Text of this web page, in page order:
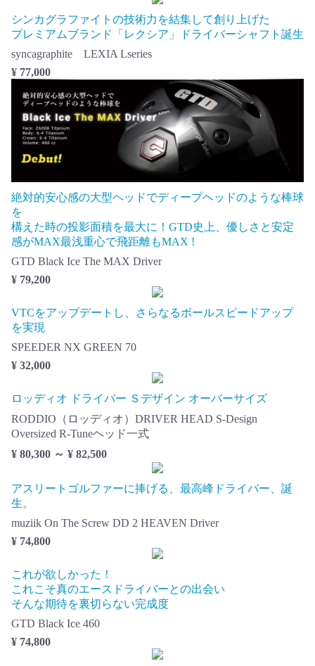
シンカグラファイトの技術力を結集して創り上げた
プレミアムブランド「レクシア」ドライバーシャフト誕生
syncagraphite LEXIA Lseries
¥ 77,000
絶対的安心感の大型ヘッドでディープヘッドのような棒球
を
構えた時の投影面積を最大に！GTD史上、優しさと安定
感がMAX最浅重心で飛距離もMAX !
GTD Black Ice The MAX Driver
¥ 79,200
VTCをアップデートし、さらなるボールスピードアップ
を実現
SPEEDER NX GREEN 70
¥ 32,000
ロッディオ ドライバー Ｓデザイン オーバーサイズ
RODDIO（ロッディオ）DRIVER HEAD S-Design
Oversized R-Tuneヘッド一式
¥ 80,300 ～ ¥ 82,500
アスリートゴルファーに捧げる、最高峰ドライバー、誕
生。
muziik On The Screw DD 2 HEAVEN Driver
¥ 74,800
これが欲しかった！
これこそ真のエースドライバーとの出会い
そんな期待を裏切らない完成度
GTD Black Ice 460
¥ 74,800